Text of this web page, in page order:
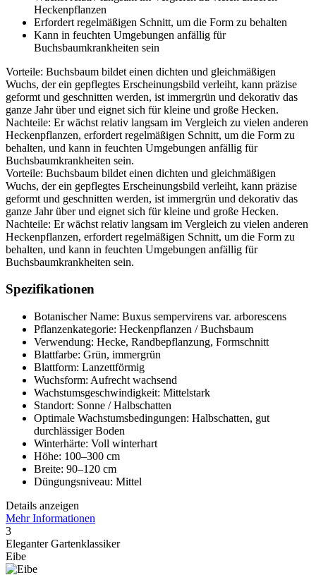
Heckenpflanzen
Erfordert regelmäßigen Schnitt, um die Form zu behalten
Kann in feuchten Umgebungen anfällig für
Buchsbaumkrankheiten sein
Vorteile: Buchsbaum bildet einen dichten und gleichmäßigen
Wuchs, der ein gepflegtes Erscheinungsbild verleiht, kann präzise
geformt und geschnitten werden, ist immergrün und dekorativ das
ganze Jahr über und eignet sich für kleine und große Hecken.
Nachteile: Er wächst relativ langsam im Vergleich zu vielen anderen
Heckenpflanzen, erfordert regelmäßigen Schnitt, um die Form zu
behalten, und kann in feuchten Umgebungen anfällig für
Buchsbaumkrankheiten sein.
Vorteile: Buchsbaum bildet einen dichten und gleichmäßigen
Wuchs, der ein gepflegtes Erscheinungsbild verleiht, kann präzise
geformt und geschnitten werden, ist immergrün und dekorativ das
ganze Jahr über und eignet sich für kleine und große Hecken.
Nachteile: Er wächst relativ langsam im Vergleich zu vielen anderen
Heckenpflanzen, erfordert regelmäßigen Schnitt, um die Form zu
behalten, und kann in feuchten Umgebungen anfällig für
Buchsbaumkrankheiten sein.
Spezifikationen
Botanischer Name: Buxus sempervirens var. arborescens
Pflanzenkategorie: Heckenpflanzen / Buchsbaum
Verwendung: Hecke, Randbepflanzung, Formschnitt
Blattfarbe: Grün, immergrün
Blattform: Lanzettförmig
Wuchsform: Aufrecht wachsend
Wachstumsgeschwindigkeit: Mittelstark
Standort: Sonne / Halbschatten
Optimale Wachstumsbedingungen: Halbschatten, gut
durchlässiger Boden
Winterhärte: Voll winterhart
Höhe: 100–300 cm
Breite: 90–120 cm
Düngungsniveau: Mittel
Details anzeigen
Mehr Informationen
3
Eleganter Gartenklassiker
Eibe